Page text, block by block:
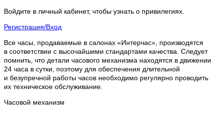
Войдите в личный кабинет, чтобы узнать о привилегиях.
Регистрация/Вход
Все часы, продаваемые в салонах «Интерчас», производятся
в соответствии с высочайшими стандартами качества. Следует
помнить, что детали часового механизма находятся в движении
24 часа в сутки, поэтому для обеспечения длительной
и безупречной работы часов необходимо регулярно проводить
их техническое обслуживание.
Часовой механизм